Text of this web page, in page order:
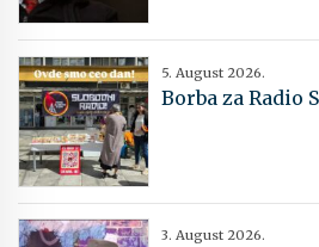
5. August 2026.
Borba za Radio
3. August 2026.